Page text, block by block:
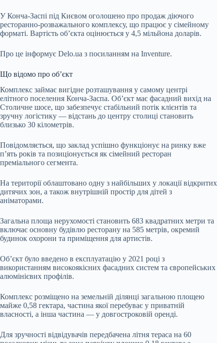
У Конча-Заспі під Києвом оголошено про продаж діючого
ресторанно-розважального комплексу, що працює у сімейному
форматі. Вартість об’єкта оцінюється у 4,5 мільйона доларів.
Про це інформує Delo.ua з посиланням на Inventure.
Що відомо про об’єкт
Комплекс займає вигідне розташування у самому центрі
елітного поселення Конча-Заспа. Об’єкт має фасадний вихід на
Столичне шосе, що забезпечує стабільний потік клієнтів та
зручну логістику — відстань до центру столиці становить
близько 30 кілометрів.
Повідомляється, що заклад успішно функціонує на ринку вже
п’ять років та позиціонується як сімейний ресторан
преміального сегмента.
На території облаштовано одну з найбільших у локації відкритих
дитячих зон, а також внутрішній простір для дітей з
аніматорами.
Загальна площа нерухомості становить 683 квадратних метри та
включає основну будівлю ресторану на 585 метрів, окремий
будинок охорони та приміщення для артистів.
Об’єкт було введено в експлуатацію у 2021 році з
використанням високоякісних фасадних систем та європейських
алюмінієвих профілів.
Комплекс розміщено на земельній ділянці загальною площею
майже 0,58 гектара, частина якої перебуває у приватній
власності, а інша частина — у довгостроковій оренді.
Для зручності відвідувачів передбачена літня тераса на 60